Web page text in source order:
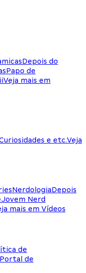
Depois do
Papo de
Veja mais em
e etc.Veja
NerdologiaDepois
Jovem Nerd
mais em Vídeos
de
Portal de